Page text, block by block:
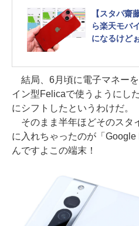
【スタパ齋
ら楽天モバ
になるけど
結局、6月頃に電子マネー
イン型Felicaで使うようにし
にシフトしたというわけだ。
そのまま半年ほどそのスタ
に入れちゃったのが「
んですよこの端末！